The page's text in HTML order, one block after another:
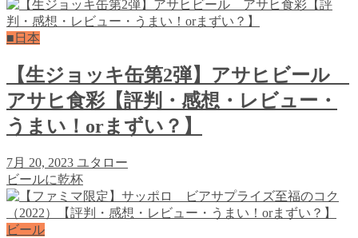
■日本
【生ジョッキ缶第2弾】アサヒビール
アサヒ食彩【評判・感想・レビュー・
うまい！orまずい？】
7月 20, 2023 ユタロー
ビールに乾杯
ビール